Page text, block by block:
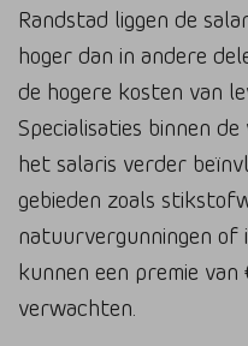
Randstad liggen de
hoger dan in andere
de hogere kosten van
Specialisaties binnen
het salaris verder
gebieden zoals
natuurvergunningen of
kunnen een premie
verwachten.